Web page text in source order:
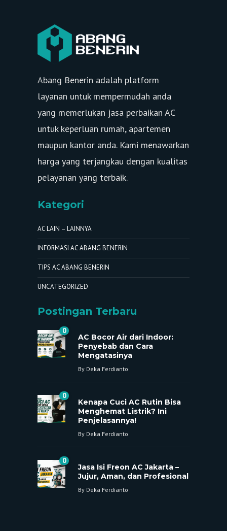
Abang Benerin adalah platform
layanan untuk mempermudah anda
yang memerlukan jasa perbaikan AC
untuk keperluan rumah, apartemen
maupun kantor anda. Kami menawarkan
harga yang terjangkau dengan kualitas
pelayanan yang terbaik.
Kategori
AC LAIN – LAINNYA
INFORMASI AC ABANG BENERIN
TIPS AC ABANG BENERIN
UNCATEGORIZED
Postingan Terbaru
0
AC Bocor Air dari Indoor:
Penyebab dan Cara
Mengatasinya
By Deka Ferdianto
0
Kenapa Cuci AC Rutin Bisa
Menghemat Listrik? Ini
Penjelasannya!
By Deka Ferdianto
0
Jasa Isi Freon AC Jakarta –
Jujur, Aman, dan Profesional
By Deka Ferdianto